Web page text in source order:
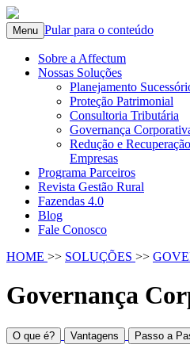
Menu Pular para o conteúdo
Sobre a Affectum
Nossas Soluções
Planejamento
Proteção Patrimonial
Consultoria Tributária
Governança
Redução e
Empresas
Programa Parceiros
Revista Gestão Rural
Fazendas 4.0
Blog
Fale Conosco
HOME >> SOLUÇÕES >>
Governança
O que é? Vantagens Passo a